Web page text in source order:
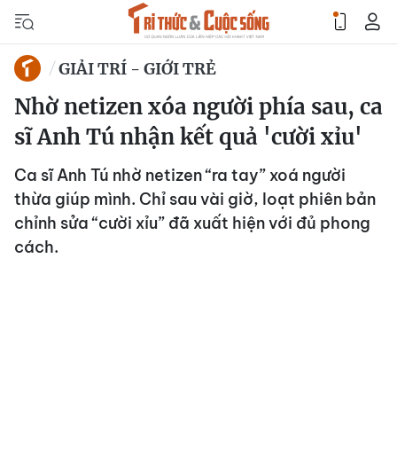
GIẢI TRÍ - GIỚI TRẺ
Nhờ netizen xóa người phía sau, ca
sĩ Anh Tú nhận kết quả 'cười xỉu'
Ca sĩ Anh Tú nhờ netizen “ra tay” xoá người
thừa giúp mình. Chỉ sau vài giờ, loạt phiên bản
chỉnh sửa “cười xỉu” đã xuất hiện với đủ phong
cách.